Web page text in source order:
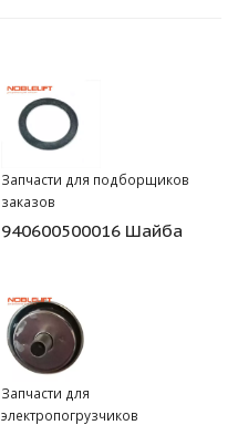
Запчасти для подборщиков
заказов
940600500016 Шайба
Запчасти для
электропогрузчиков